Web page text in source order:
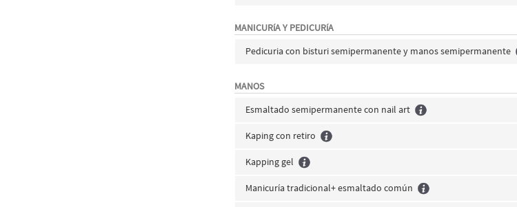
MANICURíA Y PEDICURíA
Pedicuria con bisturi semipermanente y manos semipermanente
MANOS
Esmaltado semipermanente con nail art
Kaping con retiro
Kapping gel
Manicuría tradicional+ esmaltado común